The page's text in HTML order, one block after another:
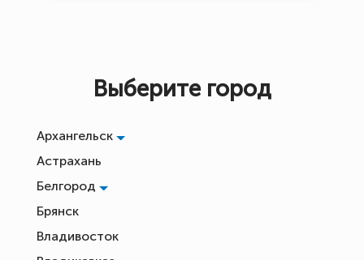
Выберите город
Архангельск
Астрахань
Белгород
Брянск
Владивосток